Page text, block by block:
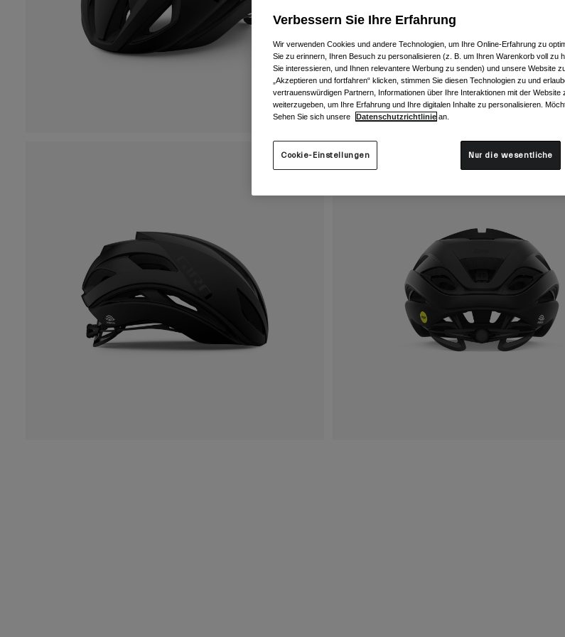
Verbessern Sie Ihre Erfahrung
Wir verwenden Cookies und andere Technologien, um Ihre Online-Erfahrung zu
Sie zu erinnern, Ihren Besuch zu personalisieren (z. B. um Ihren Warenkorb voll zu
Sie interessieren, und Ihnen relevantere Werbung zu senden) und unsere Website
„Akzeptieren und fortfahren“ klicken, stimmen Sie diesen Technologien zu und
vertrauenswürdigen Partnern, Informationen über Ihre Interaktionen mit der
weiterzugeben, um Ihre Erfahrung und Ihre digitalen Inhalte zu personalisieren.
Sehen Sie sich unsere
Datenschutzrichtlinie an.
Cookie-Einstellungen Nur die wesentliche